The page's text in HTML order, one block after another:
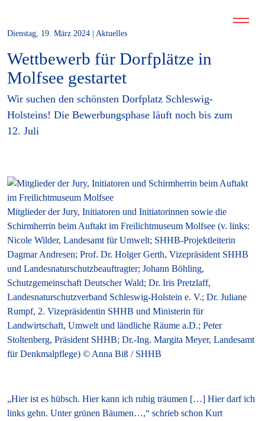
Dienstag, 19. März 2024 | Aktuelles
Wettbewerb für Dorfplätze in
Molfsee gestartet
Wir suchen den schönsten Dorfplatz Schleswig-
Holsteins! Die Bewerbungsphase läuft noch bis zum
12. Juli
Mitglieder der Jury, Initiatoren und Initiatorinnen sowie die
Schirmherrin beim Auftakt im Freilichtmuseum Molfsee (v. links:
Nicole Wilder, Landesamt für Umwelt; SHHB-Projektleiterin
Dagmar Andresen; Prof. Dr. Holger Gerth, Vizepräsident SHHB
und Landesnaturschutzbeauftragter; Johann Böhling,
Schutzgemeinschaft Deutscher Wald; Dr. Iris Pretzlaff,
Landesnaturschutzverband Schleswig-Holstein e. V.; Dr. Juliane
Rumpf, 2. Vizepräsidentin SHHB und Ministerin für
Landwirtschaft, Umwelt und ländliche Räume a.D.; Peter
Stoltenberg, Präsident SHHB; Dr.-Ing. Margita Meyer, Landesamt
für Denkmalpflege) © Anna Biß / SHHB
„Hier ist es hübsch. Hier kann ich ruhig träumen […] Hier darf ich
links gehn. Unter grünen Bäumen…,“ schrieb schon Kurt